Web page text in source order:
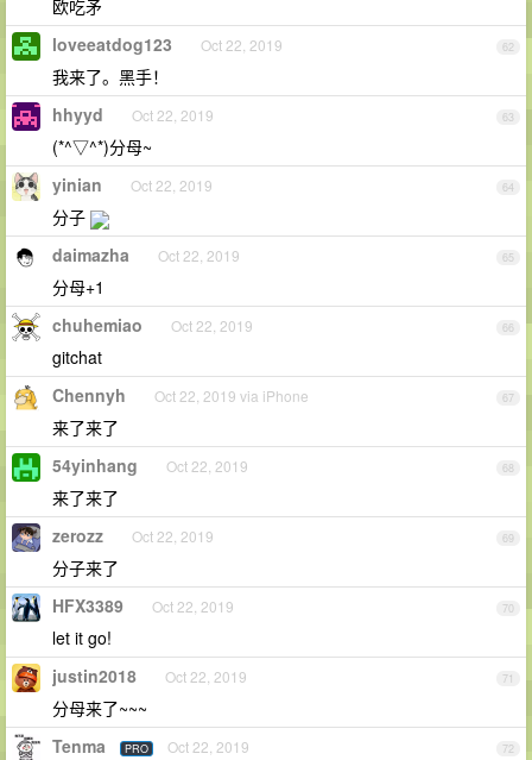
欧吃矛
62
loveeatdog123 Oct 22, 2019
我来了。黑手！
63
hhyyd Oct 22, 2019
(*^▽^*)分母~
64
yinian Oct 22, 2019
分子
65
daimazha Oct 22, 2019
分母+1
66
chuhemiao Oct 22, 2019
gitchat
67
Chennyh Oct 22, 2019 via iPhone
来了来了
68
54yinhang Oct 22, 2019
来了来了
69
zerozz Oct 22, 2019
分子来了
70
HFX3389 Oct 22, 2019
let it go!
71
justin2018 Oct 22, 2019
分母来了~~~
72
Tenma PRO Oct 22, 2019